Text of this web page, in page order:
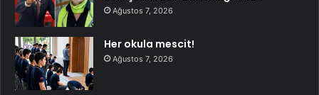
Ağustos 7, 2026
Her okula mescit!
Ağustos 7, 2026